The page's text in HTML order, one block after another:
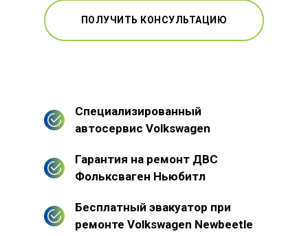
ПОЛУЧИТЬ КОНСУЛЬТАЦИЮ
Специализированный
автосервис Volkswagen
Гарантия на ремонт ДВС
Фольксваген Ньюбитл
Бесплатный эвакуатор при
ремонте Volkswagen Newbeetle